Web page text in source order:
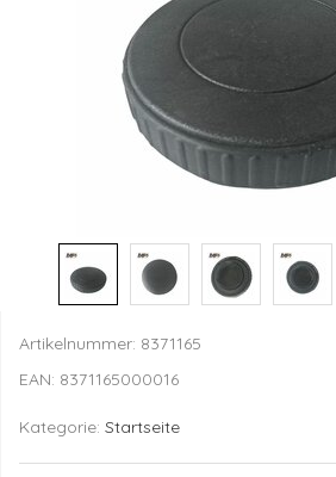
Artikelnummer: 8371165
EAN: 8371165000016
Kategorie: Startseite